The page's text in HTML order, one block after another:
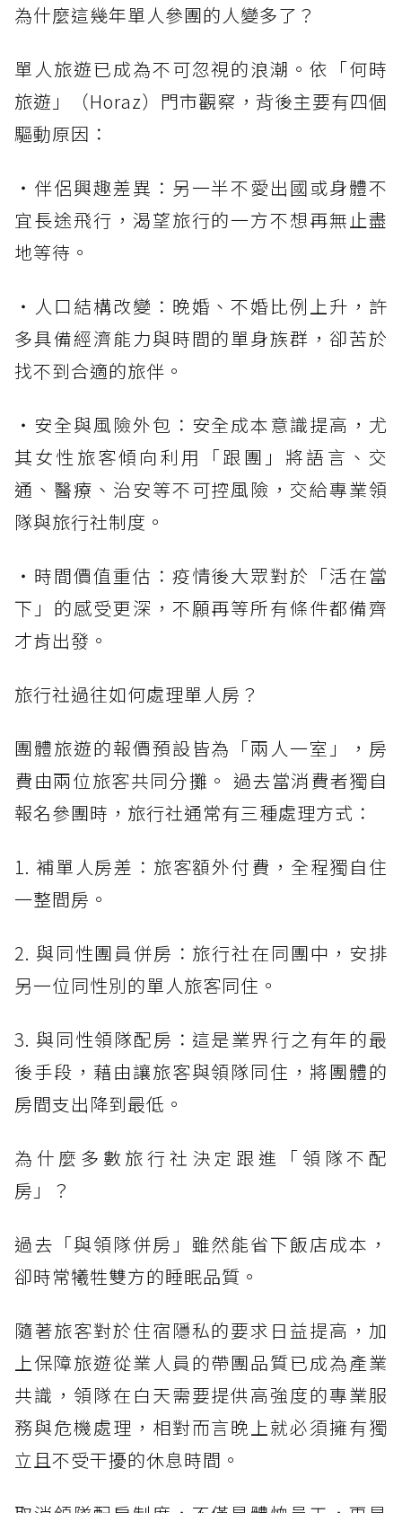
為什麼這幾年單人參團的人變多了？
單人旅遊已成為不可忽視的浪潮。依「何時
旅遊」（Horaz）門市觀察，背後主要有四個
驅動原因：
・伴侶興趣差異：另一半不愛出國或身體不
宜長途飛行，渴望旅行的一方不想再無止盡
地等待。
・人口結構改變：晚婚、不婚比例上升，許
多具備經濟能力與時間的單身族群，卻苦於
找不到合適的旅伴。
・安全與風險外包：安全成本意識提高，尤
其女性旅客傾向利用「跟團」將語言、交
通、醫療、治安等不可控風險，交給專業領
隊與旅行社制度。
・時間價值重估：疫情後大眾對於「活在當
下」的感受更深，不願再等所有條件都備齊
才肯出發。
旅行社過往如何處理單人房？
團體旅遊的報價預設皆為「兩人一室」，房
費由兩位旅客共同分攤。 過去當消費者獨自
報名參團時，旅行社通常有三種處理方式：
1. 補單人房差：旅客額外付費，全程獨自住
一整間房。
2. 與同性團員併房：旅行社在同團中，安排
另一位同性別的單人旅客同住。
3. 與同性領隊配房：這是業界行之有年的最
後手段，藉由讓旅客與領隊同住，將團體的
房間支出降到最低。
為什麼多數旅行社決定跟進「領隊不配
房」？
過去「與領隊併房」雖然能省下飯店成本，
卻時常犧牲雙方的睡眠品質。
隨著旅客對於住宿隱私的要求日益提高，加
上保障旅遊從業人員的帶團品質已成為產業
共識，領隊在白天需要提供高強度的專業服
務與危機處理，相對而言晚上就必須擁有獨
立且不受干擾的休息時間。